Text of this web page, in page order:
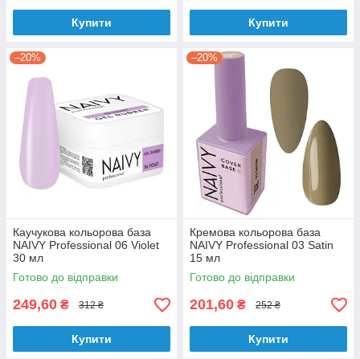
Купити Купити
–20%
Каучукова кольорова база
NAIVY Professional 06 Violet
30 мл
Готово до відправки
249,60 ₴ 312 ₴
Купити
–20%
Кремова кольорова база
NAIVY Professional 03 Satin
15 мл
Готово до відправки
201,60 ₴ 252 ₴
Купити